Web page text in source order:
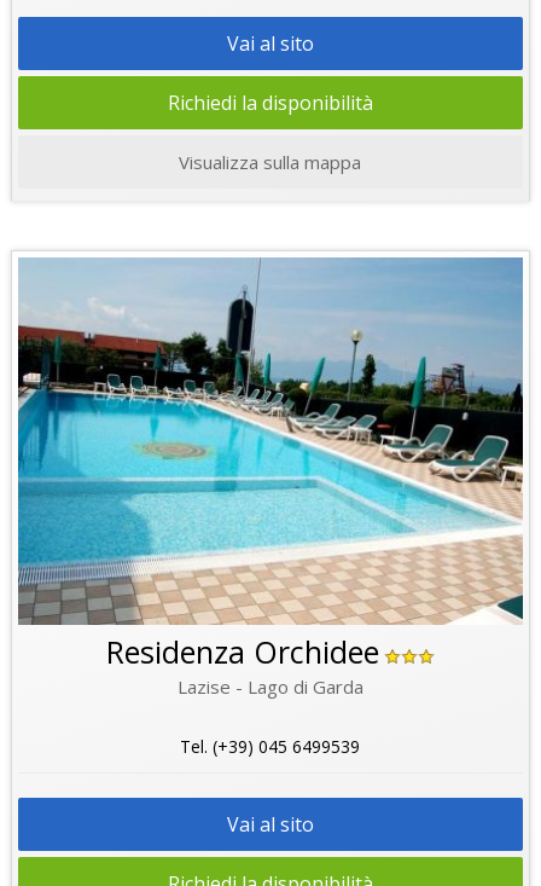
Vai al sito
Richiedi la disponibilità
Visualizza sulla mappa
Residenza Orchidee
Lazise - Lago di Garda
Tel. (+39) 045 6499539
Vai al sito